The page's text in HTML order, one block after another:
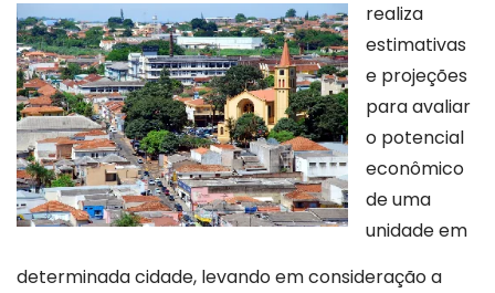
realiza
estimativas
e projeções
para avaliar
o potencial
econômico
de uma
unidade em
determinada cidade, levando em consideração a